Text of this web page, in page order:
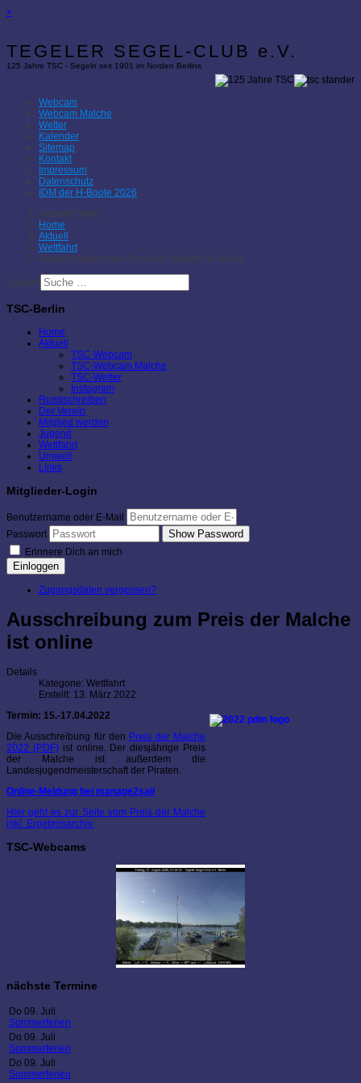
×
TEGELER SEGEL-CLUB e.V.
125 Jahre TSC - Segeln seit 1901 im Norden Berlins
Webcam
Webcam Malche
Wetter
Kalender
Sitemap
Kontakt
Impressum
Datenschutz
IDM der H-Boote 2026
Aktuelle Seite:
Home
Aktuell
Wettfahrt
Ausschreibung zum Preis der Malche ist online
Suchen
TSC-Berlin
Home
Aktuell
TSC-Webcam
TSC-Webcam Malche
TSC-Wetter
Instagram
Rundschreiben
Der Verein
Mitglied werden
Jugend
Wettfahrt
Umwelt
Links
Mitglieder-Login
Benutzername oder E-Mail
Passwort
Show Password
Erinnere Dich an mich
Einloggen
Zugangsdaten vergessen?
Ausschreibung zum Preis der Malche
ist online
Details
Kategorie: Wettfahrt
Erstellt: 13. März 2022
Termin: 15.-17.04.2022
Die Ausschreibung für den Preis der Malche
2022 (PDF)ist online. Der diesjährige Preis
der Malche ist außerdem die
Landesjugendmeisterschaft der Piraten.
Online-Meldung bei manage2sail
Hier geht es zur Seite vom Preis der Malche
inkl. Ergebnisarchiv.
TSC-Webcams
nächste Termine
Do 09. Juli
Sommerferien
Do 09. Juli
Sommerferien
Do 09. Juli
Sommerferien